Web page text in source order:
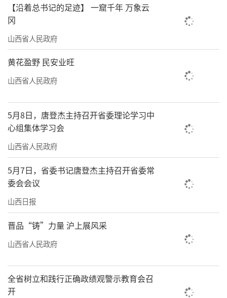
【沿着总书记的足迹】 一窟千年 万象云
冈
山西省人民政府
黄花盈野 民安业旺
山西省人民政府
5月8日，唐登杰主持召开省委理论学习中
心组集体学习会
山西省人民政府
5月7日，省委书记唐登杰主持召开省委常
委会会议
山西日报
晋品“铸”力量 沪上展风采
山西省人民政府
全省树立和践行正确政绩观警示教育会召
开